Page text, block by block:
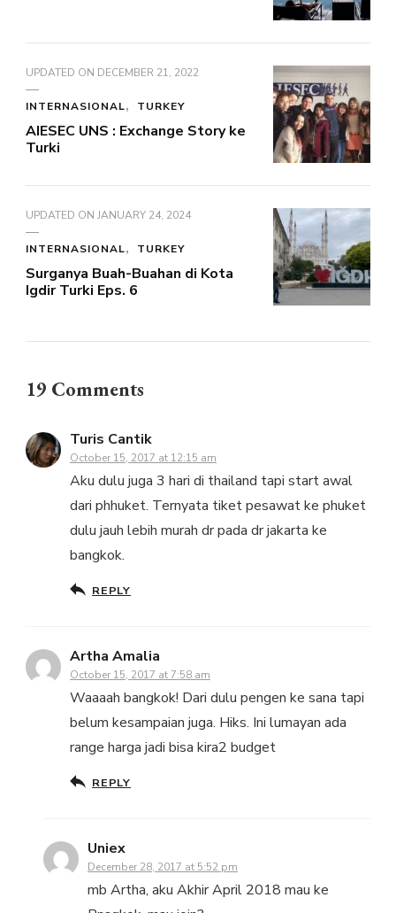
UPDATED ON DECEMBER 21, 2022
INTERNASIONAL TURKEY
AIESEC UNS : Exchange Story ke
Turki
UPDATED ON JANUARY 24, 2024
INTERNASIONAL TURKEY
Surganya Buah-Buahan di Kota
Igdir Turki Eps. 6
19 Comments
Turis Cantik
October 15, 2017 at 12:15 am
Aku dulu juga 3 hari di thailand tapi start awal
dari phhuket. Ternyata tiket pesawat ke phuket
dulu jauh lebih murah dr pada dr jakarta ke
bangkok.
REPLY
Artha Amalia
October 15, 2017 at 7:58 am
Waaaah bangkok! Dari dulu pengen ke sana tapi
belum kesampaian juga. Hiks. Ini lumayan ada
range harga jadi bisa kira2 budget
REPLY
Uniex
December 28, 2017 at 5:52 pm
mb Artha, aku Akhir April 2018 mau ke